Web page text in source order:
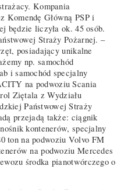
Kompania
Komendę Główną PSP i
będzie liczyła ok. 45 osób.
Straży Pożarnej. –
posiadający unikalne
np. samochód
i samochód specjalny
na podwoziu Scania
Ziętala z Wydziału
Państwowej Straży
przejadą także: ciągnik
kontenerów, specjalny
ton na podwoziu Volvo FM
na podwoziu Mercedes
środka pianotwórczego o